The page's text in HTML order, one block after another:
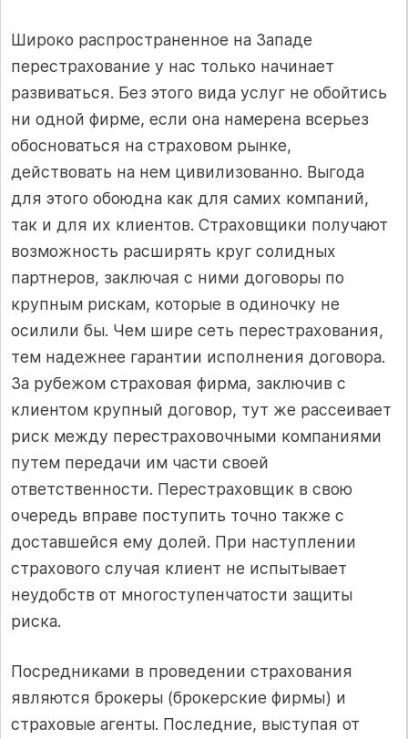
Широко распространенное на Западе
перестрахование у нас только начинает
развиваться. Без этого вида услуг не обойтись
ни одной фирме, если она намерена всерьез
обосноваться на страховом рынке,
действовать на нем цивилизованно. Выгода
для этого обоюдна как для самих компаний,
так и для их клиентов. Страховщики получают
возможность расширять круг солидных
партнеров, заключая с ними договоры по
крупным рискам, которые в одиночку не
осилили бы. Чем шире сеть перестрахования,
тем надежнее гарантии исполнения договора.
За рубежом страховая фирма, заключив с
клиентом крупный договор, тут же рассеивает
риск между перестраховочными компаниями
путем передачи им части своей
ответственности. Перестраховщик в свою
очередь вправе поступить точно также с
доставшейся ему долей. При наступлении
страхового случая клиент не испытывает
неудобств от многоступенчатости защиты
риска.
Посредниками в проведении страхования
являются брокеры (брокерские фирмы) и
страховые агенты. Последние, выступая от